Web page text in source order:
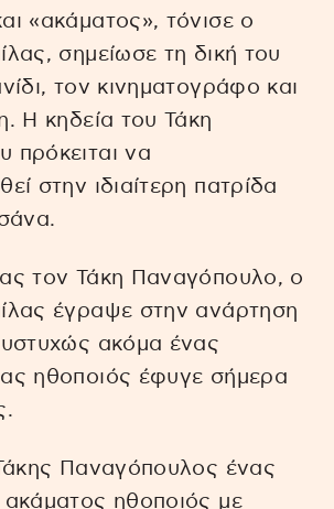
«ακάματος», τόνισε ο
σημείωσε τη δική του
τον κινηματογράφο και
Η κηδεία του Τάκη
πρόκειται να
στην ιδιαίτερη πατρίδα
τον Τάκη Παναγόπουλο, ο
έγραψε στην ανάρτηση
ακόμα ένας
ηθοποιός έφυγε σήμερα
Παναγόπουλος ένας
ηθοποιός με